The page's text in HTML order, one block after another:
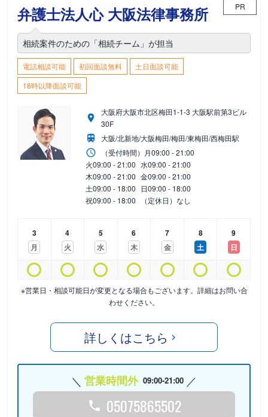
弁護士法人心 大阪法律事務所 PR
相続案件のための「相続チーム」が担当
電話相談可能 初回面談無料
土日面談可能
18時以降面談可能
大阪府大阪市北区梅田1-1-3 大阪駅前第3ビル
30F
大阪/北新地/大阪梅田/梅田/東梅田/西梅田駅
（受付時間） 月09:00 - 21:00
火09:00 - 21:00 水09:00 - 21:00
木09:00 - 21:00 金09:00 - 21:00
土09:00 - 18:00 日09:00 - 18:00
祝09:00 - 18:00 （定休日）なし
3
月
4
火
5
水
6
木
7
金
8
土
9
日
※営業日・相談可能日が変更となる場合もございます。詳細はお問い合
わせください。
詳しくはこちら
営業時間外 09:00-21:00
05075865502